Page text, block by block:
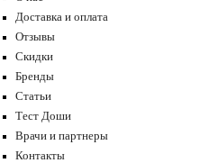
Доставка и оплата
Отзывы
Скидки
Бренды
Статьи
Тест Доши
Врачи и партнеры
Контакты